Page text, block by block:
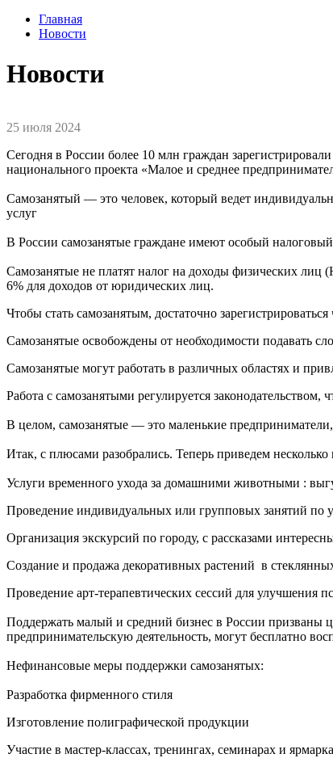
Главная
Новости
Новости
25 июля 2024
Сегодня в России более 10 млн граждан
национального проекта «Малое и среднее
Самозанятый — это человек, который ведет
услуг
В России самозанятые граждане имеют особый
Самозанятые не платят налог на доходы физических
6% для доходов от юридических лиц.
Чтобы стать самозанятым, достаточно
Самозанятые освобождены от необходимости подавать
Самозанятые могут работать в различных областях и
Работа с самозанятыми регулируется законодательством,
В целом, самозанятые — это маленькие
Итак, с плюсами разобрались. Теперь приведем
Услуги временного ухода за домашними животными :
Проведение индивидуальных или групповых занятий
Организация экскурсий по городу, с рассказами
Создание и продажа декоративных растений в
Проведение арт-терапевтических сессий для улучшения
Поддержать малый и средний бизнес в России
предпринимательскую деятельность, могут бесплатно
Нефинансовые меры поддержки самозанятых:
Разработка фирменного стиля
Изготовление полиграфической продукции
Участие в мастер-классах, тренингах, семинарах и